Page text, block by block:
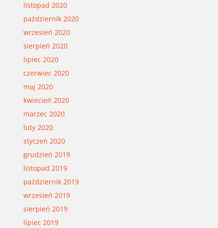
listopad 2020
październik 2020
wrzesień 2020
sierpień 2020
lipiec 2020
czerwiec 2020
maj 2020
kwiecień 2020
marzec 2020
luty 2020
styczeń 2020
grudzień 2019
listopad 2019
październik 2019
wrzesień 2019
sierpień 2019
lipiec 2019